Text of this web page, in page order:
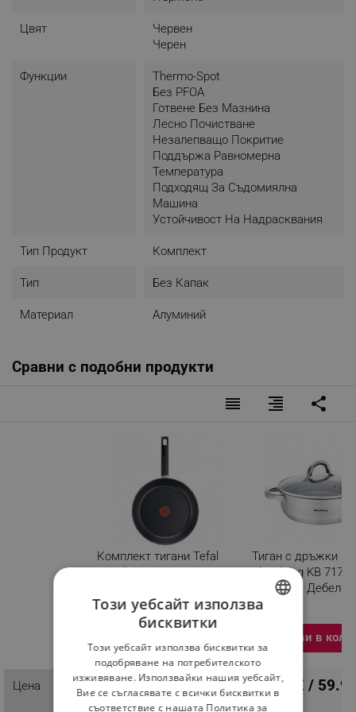
Цвят
Червен
Черен
Функции
Thermo-Spot
Без PFOA
Готвене Без Мазнина
Лесно Почистване
Незалепващо Покритие
Поддържа Равномерна
Температура
Подходящ За Съдомиялна
Машина
Устойчивост На Надрасквания
Тип Продукт Комплект
Тип Без Капак
Материал Алуминий
Сравни с подобни продукти
reorder format_align_right share
Комплект тигани Tefal
Simplicity B3059883,
Thermo-Spot, Червен
Разглеждате този
Тиган с дръжки и
Klausberg KB
4,6 литра, Дебело
Инокс
Добави в
Цена
ПЦД: 51.08 € / 99.90
34.72 € /
30.67 € /
ROMANIAN
Този уебсайт използва
бисквитки
Този уебсайт използва бисквитки за
подобряване на потребителското
изживяване. Използвайки нашия уебсайт,
Вие се съгласявате с всички бисквитки в
съответствие с нашата Политика за